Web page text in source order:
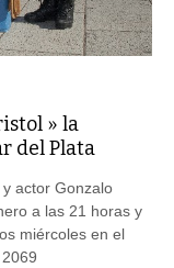
» la
del Plata
actor Gonzalo
a las 21 horas y
miércoles en el